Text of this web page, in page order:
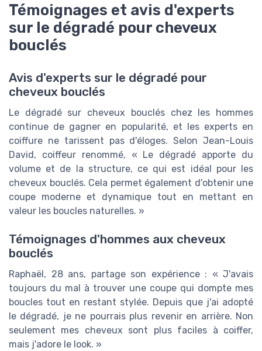
Témoignages et avis d'experts
sur le dégradé pour cheveux
bouclés
Avis d'experts sur le dégradé pour
cheveux bouclés
Le dégradé sur cheveux bouclés chez les hommes
continue de gagner en popularité, et les experts en
coiffure ne tarissent pas d'éloges. Selon Jean-Louis
David, coiffeur renommé, « Le dégradé apporte du
volume et de la structure, ce qui est idéal pour les
cheveux bouclés. Cela permet également d'obtenir une
coupe moderne et dynamique tout en mettant en
valeur les boucles naturelles. »
Témoignages d'hommes aux cheveux
bouclés
Raphaël, 28 ans, partage son expérience : « J'avais
toujours du mal à trouver une coupe qui dompte mes
boucles tout en restant stylée. Depuis que j'ai adopté
le dégradé, je ne pourrais plus revenir en arrière. Non
seulement mes cheveux sont plus faciles à coiffer,
mais j'adore le look. »